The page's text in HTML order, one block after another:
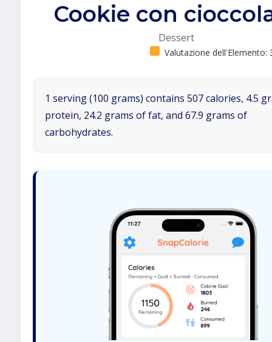
Cookie con
Dessert
Valutazione dell'Elemento:
1 serving (100 grams) contains 507 calories, 4.5
protein, 24.2 grams of fat, and 67.9 grams of
carbohydrates.